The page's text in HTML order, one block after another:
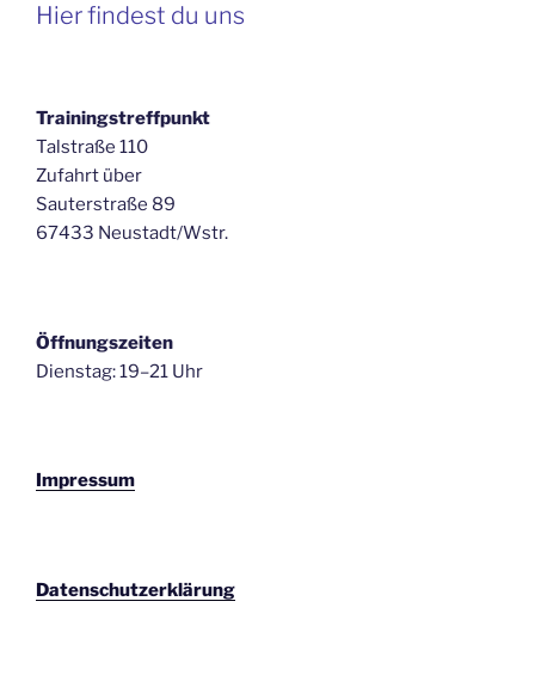
Hier findest du uns
Trainingstreffpunkt
Talstraße 110
Zufahrt über
Sauterstraße 89
67433 Neustadt/Wstr.
Öffnungszeiten
Dienstag: 19–21 Uhr
Impressum
Datenschutzerklärung